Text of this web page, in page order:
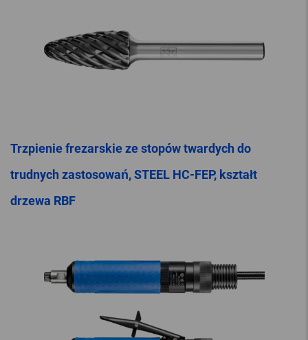
Trzpienie frezarskie ze stopów twardych do
trudnych zastosowań, STEEL HC-FEP, kształt
drzewa RBF